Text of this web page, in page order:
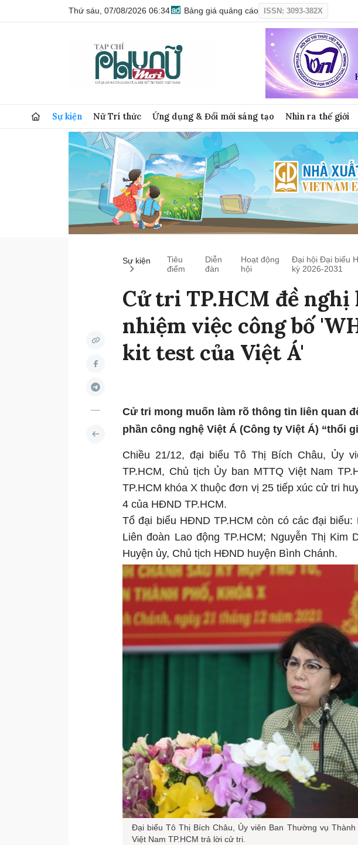
Thứ sáu, 07/08/2026 06:34 Bảng giá quảng cáo ISSN: 3093-382X
Sự kiện Nữ Trí thức Ứng dụng & Đổi mới sáng tạo Nhìn ra thế giới
Sự kiện
Tiêu
điểm
Diễn
đàn
Hoạt động
hội
Đại hội Đại biểu
kỳ 2026-2031
Cử tri TP.HCM đề
nhiệm việc công bố
kit test của Việt Á'
Cử tri mong muốn làm rõ thông tin liên quan
phần công nghệ Việt Á (Công ty Việt Á) “thổi
Chiều 21/12, đại biểu Tô Thị Bích Châu, Ủy
TP.HCM, Chủ tịch Ủy ban MTTQ Việt Nam
TP.HCM khóa X thuộc đơn vị 25 tiếp xúc cử tri
4 của HĐND TP.HCM.
Tổ đại biểu HĐND TP.HCM còn có các đại biểu:
Liên đoàn Lao động TP.HCM; Nguyễn Thị
Huyện ủy, Chủ tịch HĐND huyện Bình Chánh.
Đại biểu Tô Thị Bích Châu, Ủy viên Ban Thường vụ
Việt Nam TP.HCM trả lời cử tri.